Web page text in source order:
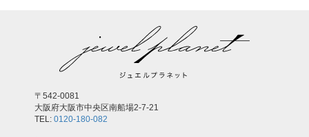
〒542-0081
大阪府大阪市中央区南船場2-7-21
TEL: 0120-180-082